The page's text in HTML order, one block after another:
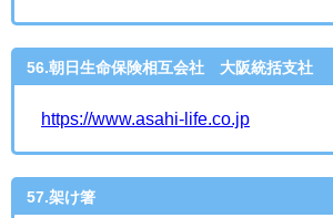
56.朝日生命保険相互会社 大阪統括支社
https://www.asahi-life.co.jp
57.架け箸